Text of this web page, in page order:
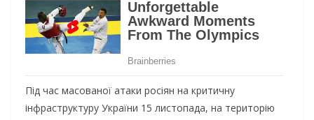
Під час масованої атаки росіян на критичну
інфраструктуру України 15 листопада, на територію